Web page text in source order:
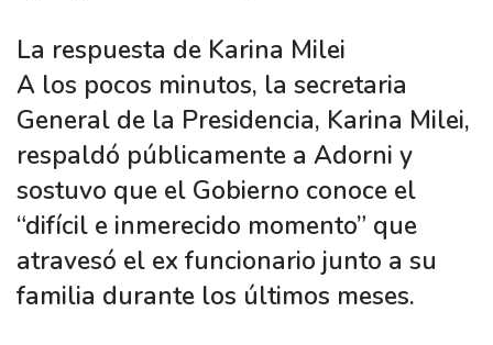
La respuesta de Karina Milei
A los pocos minutos, la secretaria
General de la Presidencia, Karina Milei,
respaldó públicamente a Adorni y
sostuvo que el Gobierno conoce el
“difícil e inmerecido momento” que
atravesó el ex funcionario junto a su
familia durante los últimos meses.